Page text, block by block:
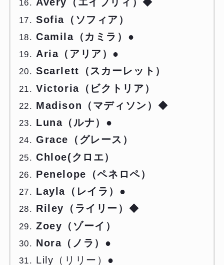
Sofia（ソフィア）
Camila（カミラ）●
Aria（アリア）●
Scarlett（スカーレット）
Victoria（ビクトリア）
Madison（マディソン） ◆
Luna（ルナ）●
Grace（グレース）
Chloe(クロエ）
Penelope（ペネロペ）
Layla（レイラ）●
Riley（ライリー） ◆
Zoey（ゾーイ）
Nora（ノラ）●
Lily（リリー）●